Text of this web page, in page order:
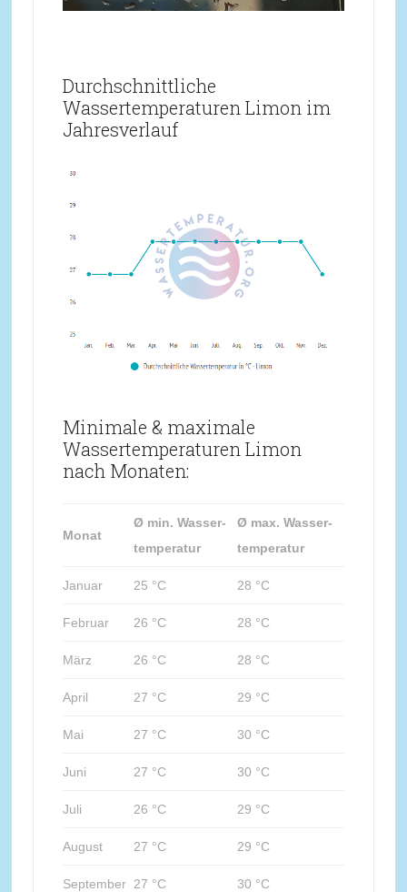
Durchschnittliche
Wassertemperaturen Limon im
Jahresverlauf
Minimale & maximale
Wassertemperaturen Limon
nach Monaten:
Monat
Ø min. Wasser-
temperatur
Ø max. Wasser-
temperatur
Januar 25 °C 28 °C
Februar 26 °C 28 °C
März 26 °C 28 °C
April 27 °C 29 °C
Mai 27 °C 30 °C
Juni 27 °C 30 °C
Juli 26 °C 29 °C
August 27 °C 29 °C
September 27 °C 30 °C